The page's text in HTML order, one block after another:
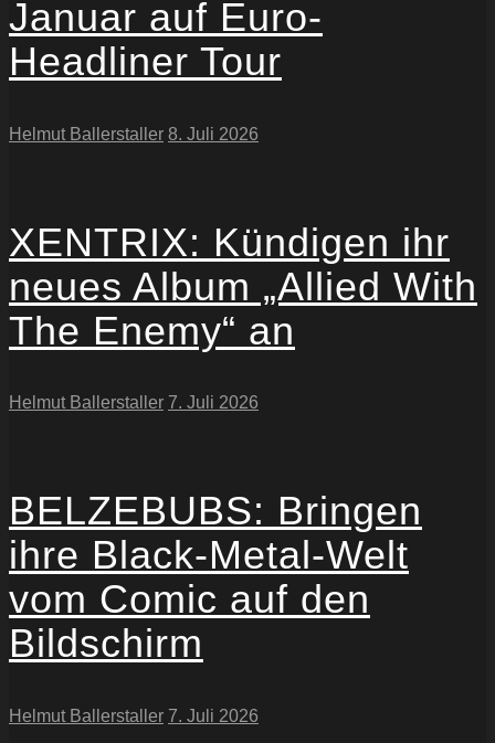
Januar auf Euro-
Headliner Tour
Helmut Ballerstaller 8. Juli 2026
XENTRIX: Kündigen ihr
neues Album „Allied With
The Enemy“ an
Helmut Ballerstaller 7. Juli 2026
BELZEBUBS: Bringen
ihre Black-Metal-Welt
vom Comic auf den
Bildschirm
Helmut Ballerstaller 7. Juli 2026